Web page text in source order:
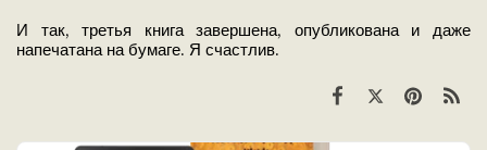
И так, третья книга завершена, опубликована и даже
напечатана на бумаге. Я счастлив.